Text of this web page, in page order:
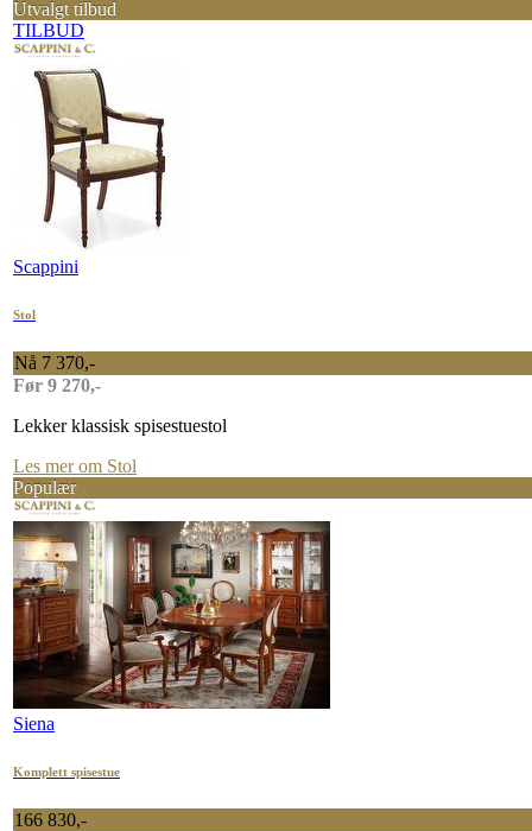
Utvalgt tilbud
TILBUD
Scappini
Stol
Nå 7 370,-
Før 9 270,-
Lekker klassisk spisestuestol
Les mer om Stol
Populær
Siena
Komplett spisestue
166 830,-